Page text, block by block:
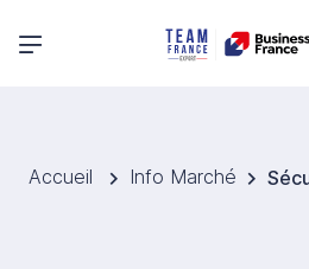
Menu principal
Accueil Info Marché